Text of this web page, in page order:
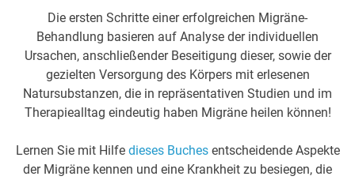
Die ersten Schritte einer erfolgreichen Migräne-
Behandlung basieren auf Analyse der individuellen
Ursachen, anschließender Beseitigung dieser, sowie der
gezielten Versorgung des Körpers mit erlesenen
Natursubstanzen, die in repräsentativen Studien und im
Therapiealltag eindeutig haben Migräne heilen können!
Lernen Sie mit Hilfedieses Buchesentscheidende Aspekte
der Migräne kennen und eine Krankheit zu besiegen, die